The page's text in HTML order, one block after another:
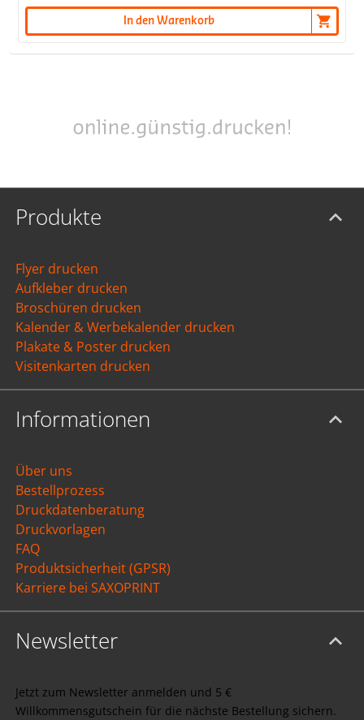
In den Warenkorb
Produkte
Flyer drucken
Aufkleber drucken
Broschüren drucken
Kalender & Werbekalender drucken
Plakate & Poster drucken
Visitenkarten drucken
Informationen
Über uns
Bestellprozess
Druckdatenberatung
Druckvorlagen
FAQ
Produktsicherheit (GPSR)
Karriere bei SAXOPRINT
Newsletter
Jetzt zum Newsletter anmelden und 5 €
Willkommensgutschein für die nächste Bestellung sichern.